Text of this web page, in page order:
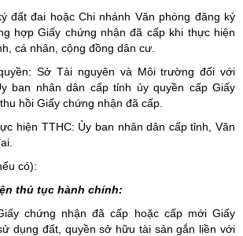
đất đai hoặc Chi nhánh Văn phòng đăng ký
hợp Giấy chứng nhận đã cấp khi thực hiện
cá nhân, cộng đồng dân cư.
Sở Tài nguyên và Môi trường đối với
ban nhân dân cấp tỉnh ủy quyền cấp Giấy
hồi Giấy chứng nhận đã cấp.
hiện TTHC: Ủy ban nhân dân cấp tỉnh, Văn
có):
thủ tục hành chính:
chứng nhận đã cấp hoặc cấp mới Giấy
dụng đất, quyền sở hữu tài sản gắn liền với